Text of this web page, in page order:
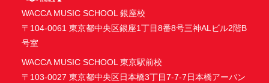
WACCA MUSIC SCHOOL 銀座校
〒104-0061 東京都中央区銀座1丁目8番8号三神ALビル2階B
号室
WACCA MUSIC SCHOOL 東京駅前校
〒103-0027 東京都中央区日本橋3丁目7-7-7日本橋アーバン